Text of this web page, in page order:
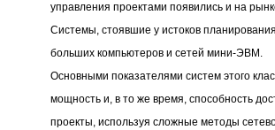
управления проектами появились и на
Системы, стоявшие у истоков
больших компьютеров и сетей мини-ЭВМ.
Основными показателями систем этого
мощность и, в то же время, способность
проекты, используя сложные методы